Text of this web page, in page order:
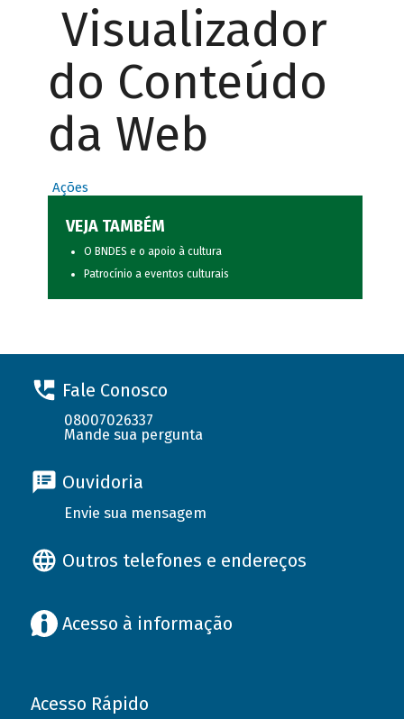
Visualizador
do Conteúdo
da Web
Ações
VEJA TAMBÉM
O BNDES e o apoio à cultura
Patrocínio a eventos culturais
Fale Conosco
08007026337
Mande sua pergunta
Ouvidoria
Envie sua mensagem
Outros telefones e endereços
Acesso à informação
Acesso Rápido